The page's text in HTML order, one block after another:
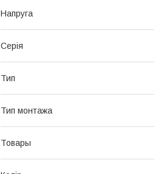
Напруга
Серія
Тип
Тип монтажа
Товары